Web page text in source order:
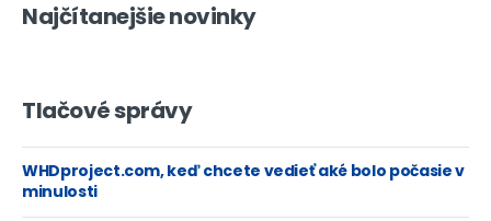
Najčítanejšie novinky
Tlačové správy
WHDproject.com, keď chcete vedieť aké bolo počasie v
minulosti